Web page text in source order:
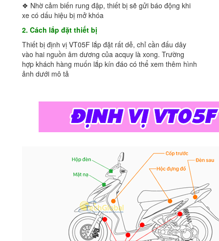
❖ Nhờ cảm biến rung đập, thiết bị sẽ gửi báo động khi
xe có dấu hiệu bị mở khóa
2. Cách lắp đặt thiết bị
Thiết bị định vị VT05F lắp đặt rất dễ, chỉ cần đấu dây
vào hai nguồn âm dương của acquy là xong. Trường
hợp khách hàng muốn lắp kín đáo có thể xem thêm hình
ảnh dưới mô tả